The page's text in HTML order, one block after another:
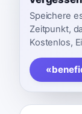
Speichere
Zeitpunkt,
Kostenlos,